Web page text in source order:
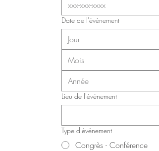
Date de l'événement
Mois
Lieu de l'événement
Type d'événement
Congrès - Conférence